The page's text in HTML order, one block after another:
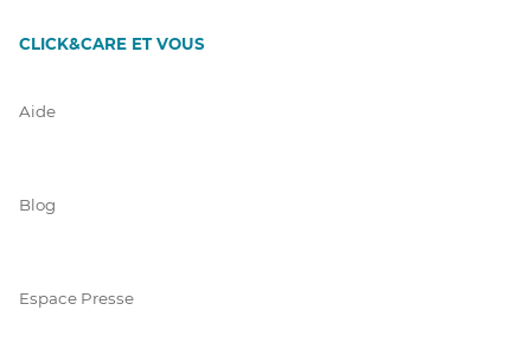
CLICK&CARE ET VOUS
Aide
Blog
Espace Presse